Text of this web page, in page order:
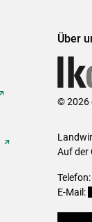
Über
© 2026
Auf der
E-Mail: